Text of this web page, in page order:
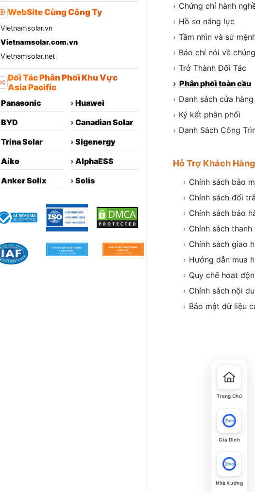
WebSite Cùng Công Ty
Vietnamsolar.vn
Vietnamsolar.com.vn
Vietnamsolar.net
Đối Tác Phân Phối Khu Vực
Asia Pacific
Panasonic › Huawei
BYD › Canadian Solar
Trina Solar › Sigenergy
Aiko › AlphaESS
Anker Solix › Solis
› Chứng chỉ hành
› Hồ sơ năng lực
› Tầm nhìn và sứ
› Báo chí nói về
› Trở Thành Đối Tác
› Phân phối toàn cầu
› Danh sách cửa hàng
› Ký kết phân phối
› Danh Sách Công
Hỗ Trợ Khách Hàng
› Chính sách bảo
› Chính sách đổi
› Chính sách bảo
› Chính sách thanh
› Chính sách giao
› Hướng dẫn mua
› Quy chế hoạt
› Chính sách nội
› Bảo mật dữ liệu
Trang Chủ
Gia Đình
Nhà Xưởng